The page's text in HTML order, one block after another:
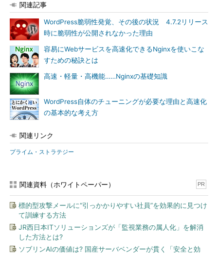
関連記事
WordPress脆弱性発覚、その後の状況 4.7.2リリース
時に脆弱性が公開されなかった理由
容易にWebサービスを高速化できるNginxを使いこな
すための秘訣とは
高速・軽量・高機能……Nginxの基礎知識
WordPress自体のチューニングが必要な理由と高速化
の基本的な考え方
関連リンク
プライム・ストラテジー
関連資料（ホワイトペーパー） PR
標的型攻撃メールに“引っかかりやすい社員”を効果的に見つけ
て訓練する方法
JR西日本ITソリューションズが「監視業務の属人化」を解消
した方法とは?
ソブリンAIの価値は? 国産サーバベンダーが貫く「安全と効